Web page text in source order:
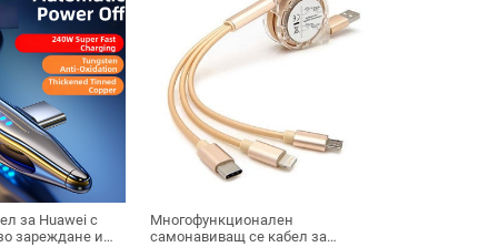
за Huawei с
зареждане и
Многофункционален
самонавиващ се кабел за